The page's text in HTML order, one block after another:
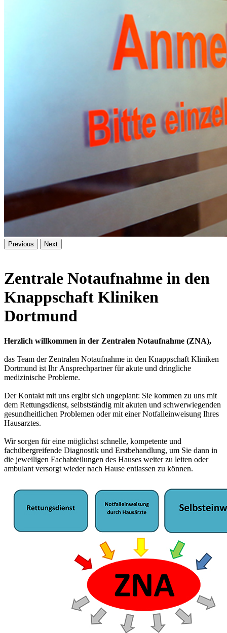
Previous Next
Zentrale Notaufnahme in den
Knappschaft Kliniken
Dortmund
Herzlich willkommen in der Zentralen Notaufnahme (ZNA),
das Team der Zentralen Notaufnahme in den Knappschaft Kliniken
Dortmund ist Ihr Ansprechpartner für akute und dringliche
medizinische Probleme.
Der Kontakt mit uns ergibt sich ungeplant: Sie kommen zu uns mit
dem Rettungsdienst, selbstständig mit akuten und schwerwiegenden
gesundheitlichen Problemen oder mit einer Notfalleinweisung Ihres
Hausarztes.
Wir sorgen für eine möglichst schnelle, kompetente und
fachübergreifende Diagnostik und Erstbehandlung, um Sie dann in
die jeweiligen Fachabteilungen des Hauses weiter zu leiten oder
ambulant versorgt wieder nach Hause entlassen zu können.